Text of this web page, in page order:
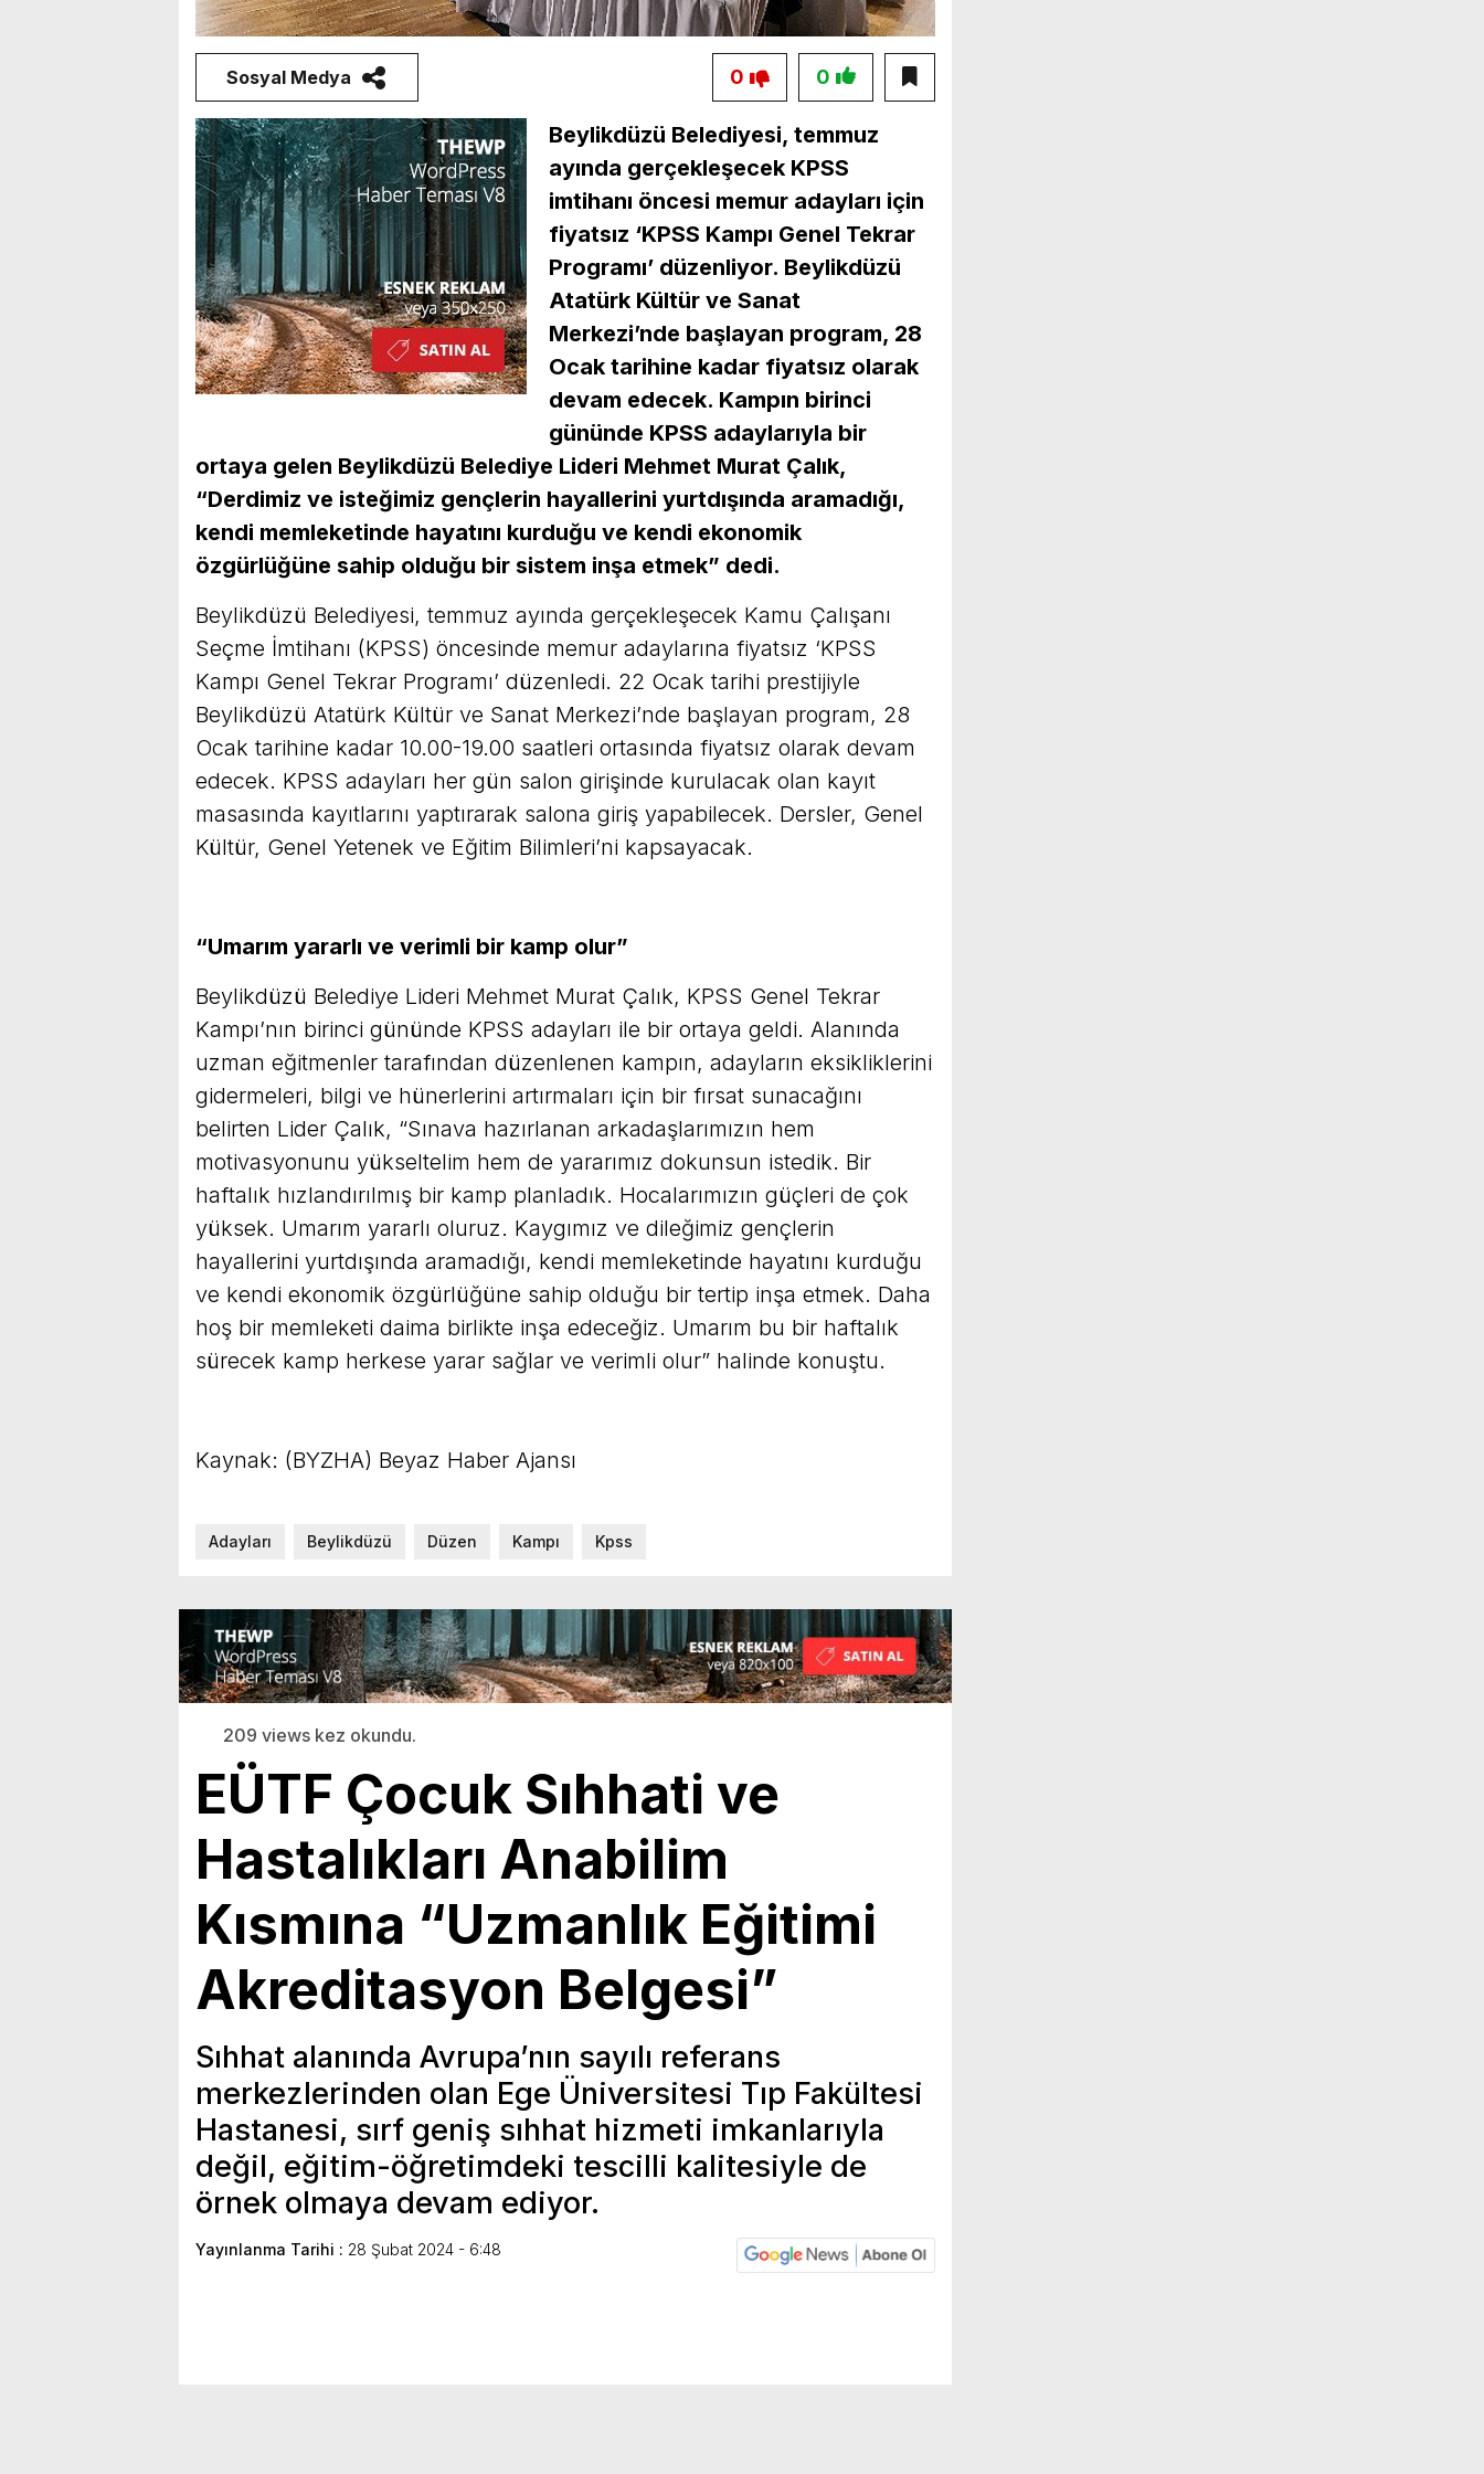
Sosyal Medya 0
0
Beylikdüzü Belediyesi, temmuz
ayında gerçekleşecek KPSS
imtihanı öncesi memur adayları için
fiyatsız ‘KPSS Kampı Genel Tekrar
Programı’ düzenliyor. Beylikdüzü
Atatürk Kültür ve Sanat
Merkezi’nde başlayan program, 28
Ocak tarihine kadar fiyatsız olarak
devam edecek. Kampın birinci
gününde KPSS adaylarıyla bir
ortaya gelen Beylikdüzü Belediye Lideri Mehmet Murat Çalık,
“Derdimiz ve isteğimiz gençlerin hayallerini yurtdışında aramadığı,
kendi memleketinde hayatını kurduğu ve kendi ekonomik
özgürlüğüne sahip olduğu bir sistem inşa etmek” dedi.
Beylikdüzü Belediyesi, temmuz ayında gerçekleşecek Kamu Çalışanı
Seçme İmtihanı (KPSS) öncesinde memur adaylarına fiyatsız ‘KPSS
Kampı Genel Tekrar Programı’ düzenledi. 22 Ocak tarihi prestijiyle
Beylikdüzü Atatürk Kültür ve Sanat Merkezi’nde başlayan program, 28
Ocak tarihine kadar 10.00-19.00 saatleri ortasında fiyatsız olarak devam
edecek. KPSS adayları her gün salon girişinde kurulacak olan kayıt
masasında kayıtlarını yaptırarak salona giriş yapabilecek. Dersler, Genel
Kültür, Genel Yetenek ve Eğitim Bilimleri’ni kapsayacak.
“Umarım yararlı ve verimli bir kamp olur”
Beylikdüzü Belediye Lideri Mehmet Murat Çalık, KPSS Genel Tekrar
Kampı’nın birinci gününde KPSS adayları ile bir ortaya geldi. Alanında
uzman eğitmenler tarafından düzenlenen kampın, adayların eksikliklerini
gidermeleri, bilgi ve hünerlerini artırmaları için bir fırsat sunacağını
belirten Lider Çalık, “Sınava hazırlanan arkadaşlarımızın hem
motivasyonunu yükseltelim hem de yararımız dokunsun istedik. Bir
haftalık hızlandırılmış bir kamp planladık. Hocalarımızın güçleri de çok
yüksek. Umarım yararlı oluruz. Kaygımız ve dileğimiz gençlerin
hayallerini yurtdışında aramadığı, kendi memleketinde hayatını kurduğu
ve kendi ekonomik özgürlüğüne sahip olduğu bir tertip inşa etmek. Daha
hoş bir memleketi daima birlikte inşa edeceğiz. Umarım bu bir haftalık
sürecek kamp herkese yarar sağlar ve verimli olur” halinde konuştu.
Kaynak: (BYZHA) Beyaz Haber Ajansı
Adayları Beylikdüzü Düzen Kampı Kpss
209 views kez okundu.
EÜTF Çocuk Sıhhati ve
Hastalıkları Anabilim
Kısmına “Uzmanlık Eğitimi
Akreditasyon Belgesi”
Sıhhat alanında Avrupa’nın sayılı referans
merkezlerinden olan Ege Üniversitesi Tıp Fakültesi
Hastanesi, sırf geniş sıhhat hizmeti imkanlarıyla
değil, eğitim-öğretimdeki tescilli kalitesiyle de
örnek olmaya devam ediyor.
Yayınlanma Tarihi : 28 Şubat 2024 - 6:48